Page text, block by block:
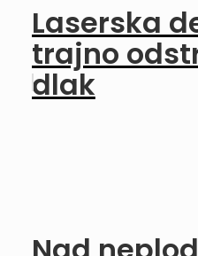
Laserska
trajno
dlak